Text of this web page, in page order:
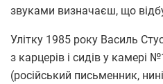
звуками визначаєш, що
Улітку 1985 року Василь
з карцерів і сидів у камері
(російський письменник,